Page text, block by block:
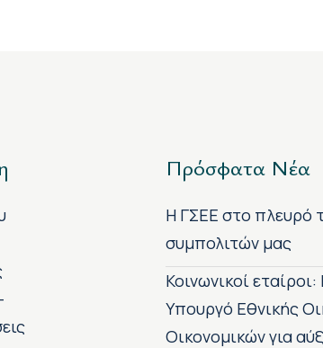
Πρόσφατα Νέα
H ΓΣΕΕ στο πλευρό
συμπολιτών μας
Κοινωνικοί
Υπουργό Εθνικής
Οικονομικών για